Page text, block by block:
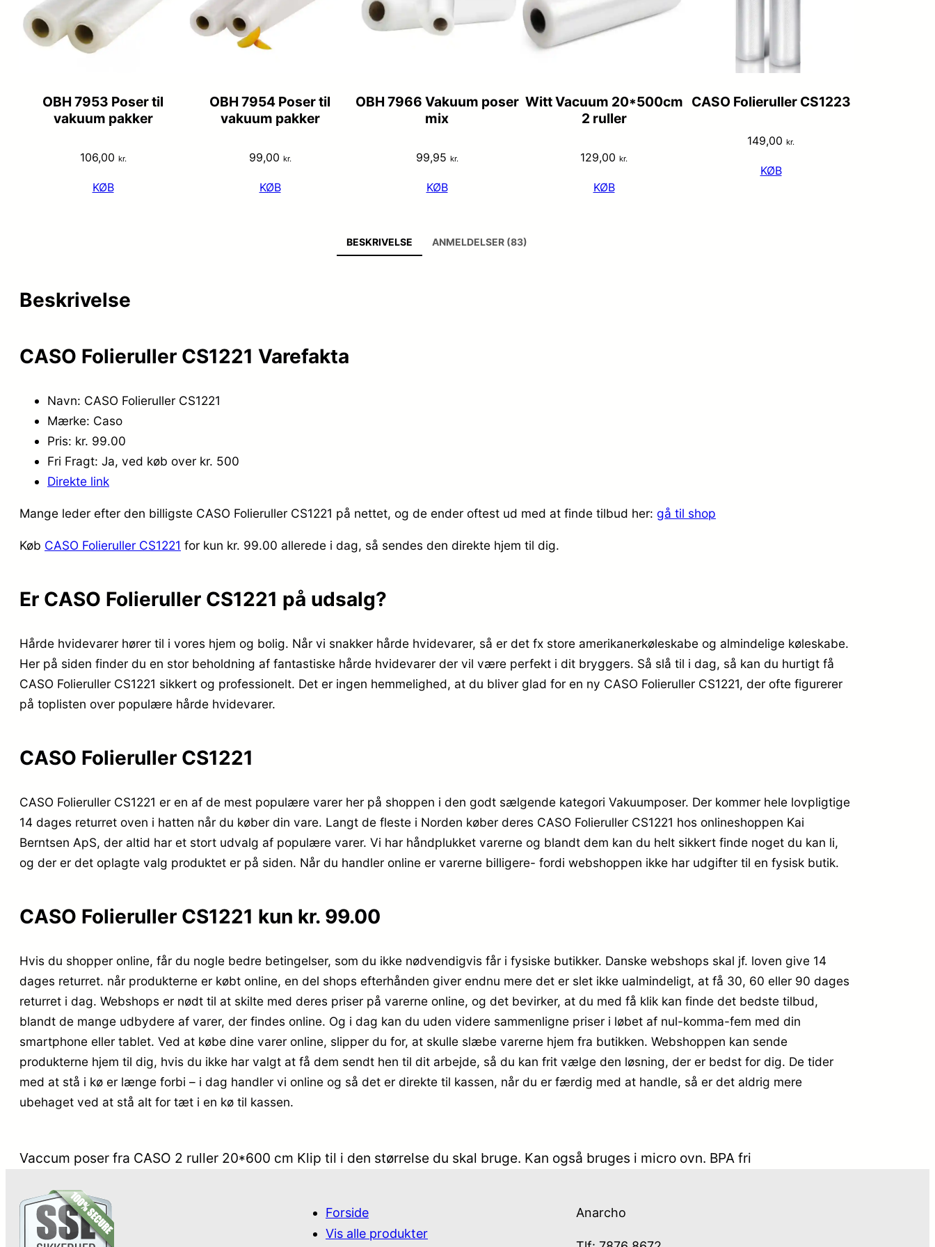
OBH 7953 Poser til
vakuum pakker
106,00 kr.
KØB
OBH 7954 Poser til
vakuum pakker
99,00 kr.
KØB
OBH 7966 Vakuum poser
mix
99,95 kr.
KØB
Witt Vacuum 20*500cm
2 ruller
129,00 kr.
KØB
CASO Folieruller CS1223
149,00 kr.
KØB
BESKRIVELSE ANMELDELSER (83)
Beskrivelse
CASO Folieruller CS1221 Varefakta
Navn: CASO Folieruller CS1221
Mærke: Caso
Pris: kr. 99.00
Fri Fragt: Ja, ved køb over kr. 500
Direkte link
Mange leder efter den billigste CASO Folieruller CS1221 på nettet, og de ender oftest ud med at finde tilbud her: gå til shop
Køb CASO Folieruller CS1221 for kun kr. 99.00 allerede i dag, så sendes den direkte hjem til dig.
Er CASO Folieruller CS1221 på udsalg?
Hårde hvidevarer hører til i vores hjem og bolig. Når vi snakker hårde hvidevarer, så er det fx store amerikanerkøleskabe og almindelige køleskabe.
Her på siden finder du en stor beholdning af fantastiske hårde hvidevarer der vil være perfekt i dit bryggers. Så slå til i dag, så kan du hurtigt få
CASO Folieruller CS1221 sikkert og professionelt. Det er ingen hemmelighed, at du bliver glad for en ny CASO Folieruller CS1221, der ofte figurerer
på toplisten over populære hårde hvidevarer.
CASO Folieruller CS1221
CASO Folieruller CS1221 er en af de mest populære varer her på shoppen i den godt sælgende kategori Vakuumposer. Der kommer hele lovpligtige
14 dages returret oven i hatten når du køber din vare. Langt de fleste i Norden køber deres CASO Folieruller CS1221 hos onlineshoppen Kai
Berntsen ApS, der altid har et stort udvalg af populære varer. Vi har håndplukket varerne og blandt dem kan du helt sikkert finde noget du kan li,
og der er det oplagte valg produktet er på siden. Når du handler online er varerne billigere- fordi webshoppen ikke har udgifter til en fysisk butik.
CASO Folieruller CS1221 kun kr. 99.00
Hvis du shopper online, får du nogle bedre betingelser, som du ikke nødvendigvis får i fysiske butikker. Danske webshops skal jf. loven give 14
dages returret. når produkterne er købt online, en del shops efterhånden giver endnu mere det er slet ikke ualmindeligt, at få 30, 60 eller 90 dages
returret i dag. Webshops er nødt til at skilte med deres priser på varerne online, og det bevirker, at du med få klik kan finde det bedste tilbud,
blandt de mange udbydere af varer, der findes online. Og i dag kan du uden videre sammenligne priser i løbet af nul-komma-fem med din
smartphone eller tablet. Ved at købe dine varer online, slipper du for, at skulle slæbe varerne hjem fra butikken. Webshoppen kan sende
produkterne hjem til dig, hvis du ikke har valgt at få dem sendt hen til dit arbejde, så du kan frit vælge den løsning, der er bedst for dig. De tider
med at stå i kø er længe forbi – i dag handler vi online og så det er direkte til kassen, når du er færdig med at handle, så er det aldrig mere
ubehaget ved at stå alt for tæt i en kø til kassen.
Vaccum poser fra CASO 2 ruller 20*600 cm Klip til i den størrelse du skal bruge. Kan også bruges i micro ovn. BPA fri
Forside
Vis alle produkter
Anarcho